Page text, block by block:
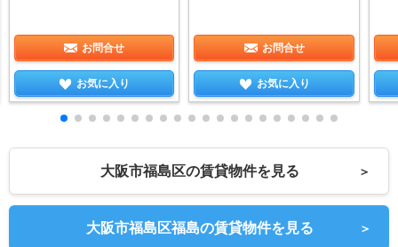
お問合せ
お気に入り
お問合せ
お気に入り
大阪市福島区の賃貸物件を見る ＞
大阪市福島区福島の賃貸物件を見る ＞